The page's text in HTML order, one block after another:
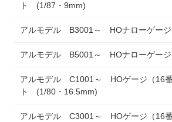
ト (1/87・9mm)
アルモデル B3001～ HOナローゲー
アルモデル B5001～ HOナローゲー
アルモデル C1001～ HOゲージ（16番
ト (1/80・16.5mm)
アルモデル C3001～ HOゲージ（16